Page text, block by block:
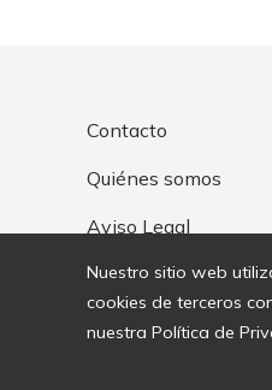
Nuestro sitio web
cookies de terceros
nuestra Política de
Contacto
Quiénes somos
Aviso Legal